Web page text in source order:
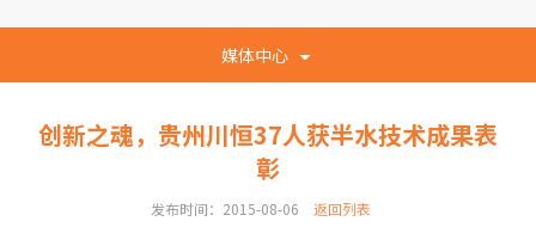
媒体中心
创新之魂，贵州川恒37人获半水技术成果表
彰
发布时间：2015-08-06 返回列表